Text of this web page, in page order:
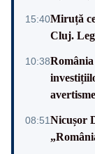
15:40Miruță
Cluj.
10:38
08:51Nicușor